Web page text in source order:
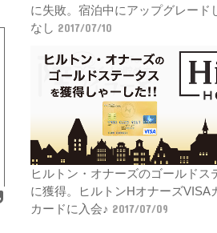
に失敗。宿泊中にアップグレード
なし 2017/07/10
ヒルトン・オナーズのゴールドス
に獲得。ヒルトンHオナーズVISA
カードに入会♪ 2017/07/09